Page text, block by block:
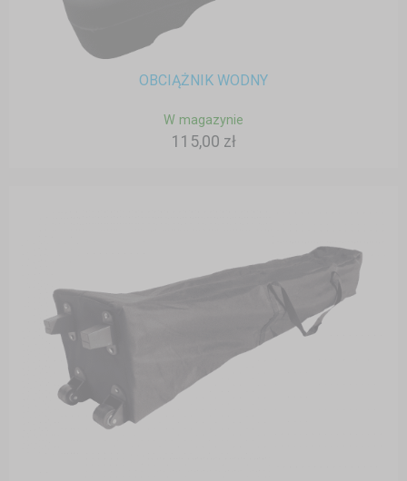
OBCIĄŻNIK WODNY
W magazynie
115,00 zł